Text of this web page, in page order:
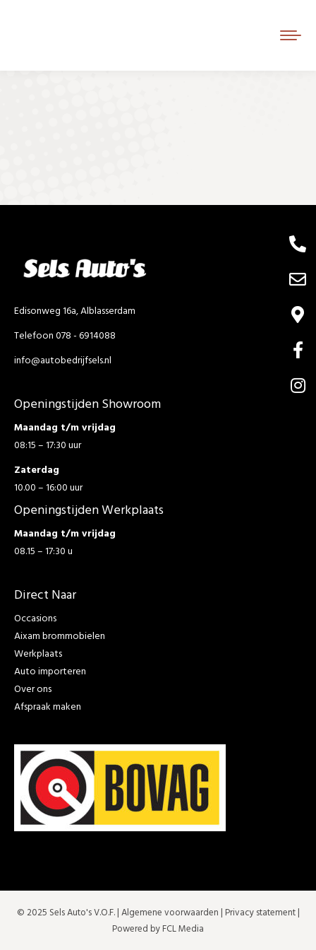
Edisonweg 16a, Alblasserdam
Telefoon 078 - 6914088
info@autobedrijfsels.nl
Openingstijden Showroom
Maandag t/m vrijdag
08:15 – 17:30 uur
Zaterdag
10.00 – 16:00 uur
Openingstijden Werkplaats
Maandag t/m vrijdag
08.15 – 17:30 u
Direct Naar
Occasions
Aixam brommobielen
Werkplaats
Auto importeren
Over ons
Afspraak maken
© 2025 Sels Auto's V.O.F. |Algemene voorwaarden | Privacy statement|
Powered by FCL Media